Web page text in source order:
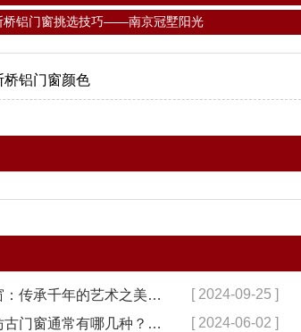
桥铝门窗挑选技巧——南京冠墅阳光
桥铝门窗颜色
徽派花格门窗：传承千年的艺术之美【冠墅阳光】 [ 2024-09-25 ]
铝合金中式仿古门窗通常有哪几种？【冠墅阳光】 [ 2024-06-02 ]